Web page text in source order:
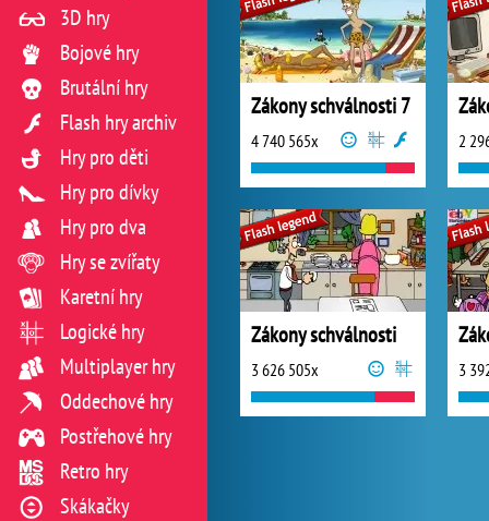
Zákony schválnosti 7
4 740 565x 2
Zákony schválnosti
3 626 505x 3
3D hry
Bojové hry
Brutální hry
Flash hry archiv
Hry pro děti
Hry pro dívky
Hry pro dva
Hry se zvířaty
Karetní hry
Logické hry
Multiplayer hry
Oddechové hry
Postřehové hry
Retro hry
Skákačky